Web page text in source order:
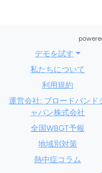
デモを試す
私たちについて
利用規約
運営会社: ブロードバンド
ャパン株式会社
全国WBGT予報
地域別対策
熱中症コラム